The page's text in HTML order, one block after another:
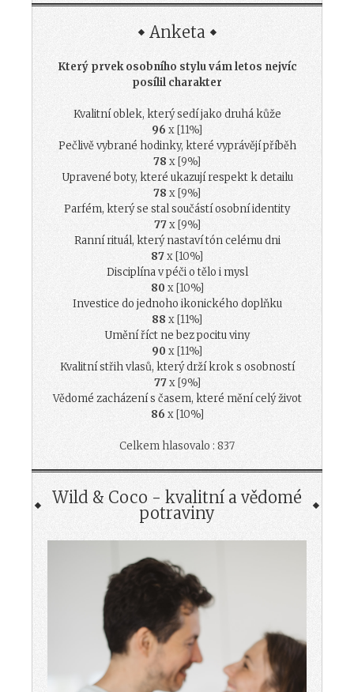
Anketa
Který prvek osobního stylu vám letos nejvíc
posílil charakter
Kvalitní oblek, který sedí jako druhá kůže
96 x [11%]
Pečlivě vybrané hodinky, které vyprávějí příběh
78 x [9%]
Upravené boty, které ukazují respekt k detailu
78 x [9%]
Parfém, který se stal součástí osobní identity
77x [9%]
Ranní rituál, který nastaví tón celému dni
87x [10%]
Disciplína v péči o tělo i mysl
80 x [10%]
Investice do jednoho ikonického doplňku
88 x [11%]
Umění říct ne bez pocitu viny
90 x [11%]
Kvalitní střih vlasů, který drží krok s osobností
77x [9%]
Vědomé zacházení s časem, které mění celý život
86 x [10%]
Celkem hlasovalo : 837
Wild & Coco - kvalitní a vědomé
potraviny